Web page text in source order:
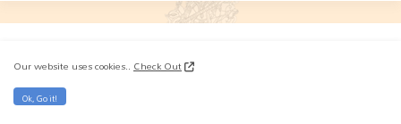
Audio
Our website uses cookies..Check Out
Ok, Go it!